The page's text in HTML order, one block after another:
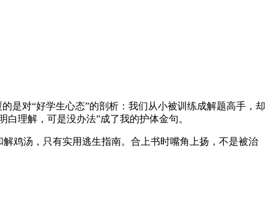
是对“好学生心态”的剖析：我们从小被训练成解题高手，却
理解，可是没办法”成了我的护体金句。
鸡汤，只有实用逃生指南。合上书时嘴角上扬，不是被治